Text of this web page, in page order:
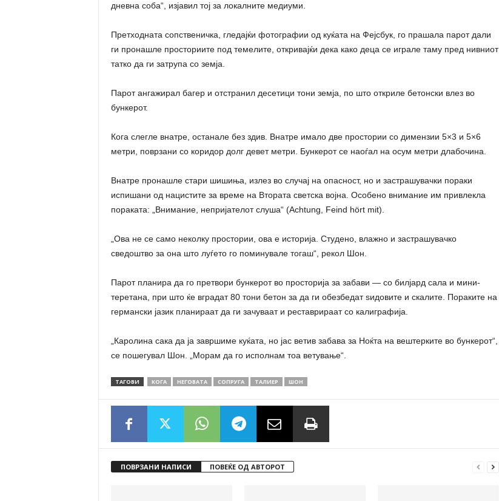
дневна соба“, изјавил тој за локалните медиуми.
Претходната сопственичка, гледајќи фотографии од куќата на Фејсбук, го прашала парот дали
ги пронашле просториите под темелите, откривајќи дека како деца се играле таму пред нивниот
татко да ги затрупа со земја.
Парот ангажирал багер и отстранил десетици тони земја, по што откриле бетонски влез во
бункерот.
Кога слегле внатре, останале без здив. Внатре имало две простории со димензии 5×3 и 5×6
метри, поврзани со коридор долг девет метри. Бункерот се наоѓал на осум метри длабочина.
Внатре пронашле стари шишиња, излез во случај на опасност, но и застрашувачки пораки
испишани од нацистите за време на Втората светска војна. Особено внимание им привлекла
пораката: „Внимание, непријателот слуша“ (Achtung, Feind hört mit).
„Ова не се само неколку простории, ова е историја. Студено, влажно и застрашувачко
сведоштво за она што луѓето го поминувале тогаш“, рекол Шон.
Парот планира да го претвори бункерот во просторија за забави — со билјард сала и мини-
теретана, при што ќе вградат 80 тони бетон за да ги обезбедат ѕидовите и скалите. Пораките на
германски јазик планираат да ги зачуваат и реставрираат со калиграфија.
„Каролина сака да ја завршиме куќата, но јас ветив забавa за Ноќта на вештерките во бункерот“,
се пошегувал Шон. „Морам да го исполнам тоа ветување“.
ТАГОВИ КОГА НЕГОВАТА СОПРУГА ТАЛИЕР ШОН
ПОВРЗАНИ НАПИСИ ПОВЕЌЕ ОД АВТОРОТ